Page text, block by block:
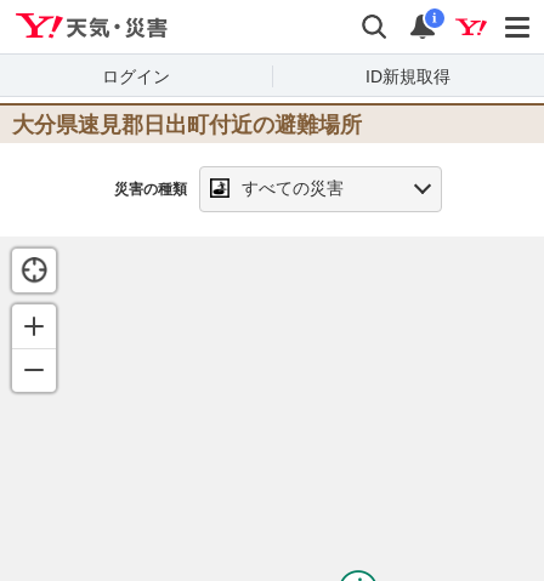
検索 通知
i
ログイン ID新規取得
大分県速見郡日出町 付近の避難場所
災害の種類 すべての災害